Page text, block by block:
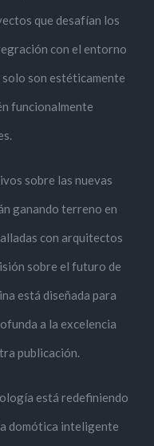
que desafían los
con el entorno
son estéticamente
funcionalmente
sobre las nuevas
ganando terreno en
con arquitectos
sobre el futuro de
está diseñada para
a la excelencia
publicación.
está redefiniendo
domótica inteligente